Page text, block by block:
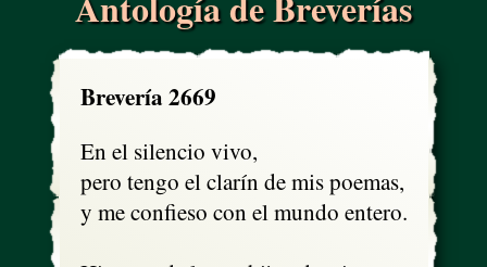
Brevería 2669
En el silencio vivo,
pero tengo el clarín de mis poemas,
y me confieso con el mundo entero.